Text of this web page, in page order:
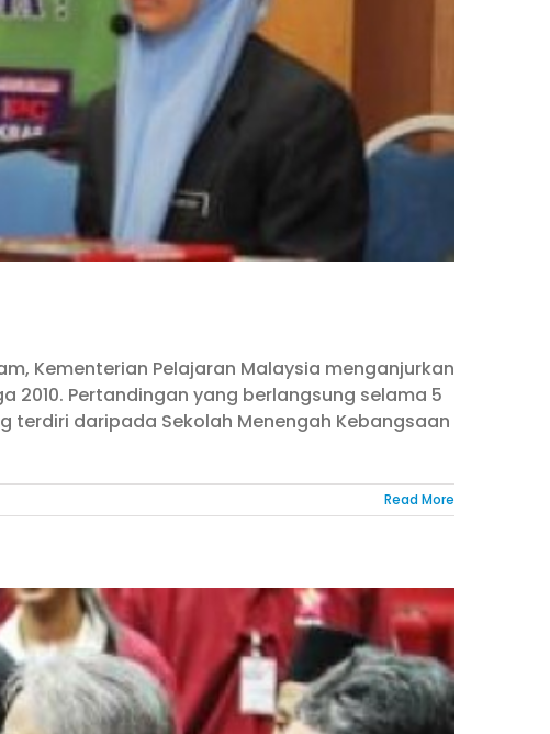
Kementerian Pelajaran Malaysia menganjurkan
2010. Pertandingan yang berlangsung selama 5
terdiri daripada Sekolah Menengah Kebangsaan
Read More